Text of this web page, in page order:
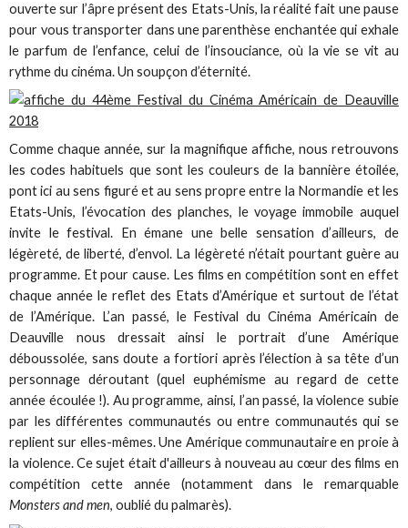
ouverte sur l’âpre présent des Etats-Unis, la réalité fait une pause
pour vous transporter dans une parenthèse enchantée qui exhale
le parfum de l’enfance, celui de l’insouciance, où la vie se vit au
rythme du cinéma. Un soupçon d’éternité.
Comme chaque année, sur la magnifique affiche, nous retrouvons
les codes habituels que sont les couleurs de la bannière étoilée,
pont ici au sens figuré et au sens propre entre la Normandie et les
Etats-Unis, l’évocation des planches, le voyage immobile auquel
invite le festival. En émane une belle sensation d’ailleurs, de
légèreté, de liberté, d’envol. La légèreté n’était pourtant guère au
programme. Et pour cause. Les films en compétition sont en effet
chaque année le reflet des Etats d’Amérique et surtout de l’état
de l’Amérique. L’an passé, le Festival du Cinéma Américain de
Deauville nous dressait ainsi le portrait d’une Amérique
déboussolée, sans doute a fortiori après l’élection à sa tête d’un
personnage déroutant (quel euphémisme au regard de cette
année écoulée !). Au programme, ainsi, l’an passé, la violence subie
par les différentes communautés ou entre communautés qui se
replient sur elles-mêmes. Une Amérique communautaire en proie à
la violence. Ce sujet était d'ailleurs à nouveau au cœur des films en
compétition cette année (notamment dans le remarquable
Monsters and men, oublié du palmarès).